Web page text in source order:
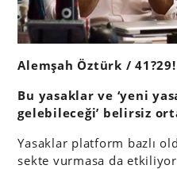
Alemşah Öztürk /
Bu yasaklar ve ‘yeni
gelebileceği’ belirsiz
Yasaklar platform bazlı
sekte vurmasa da etkiliyor.